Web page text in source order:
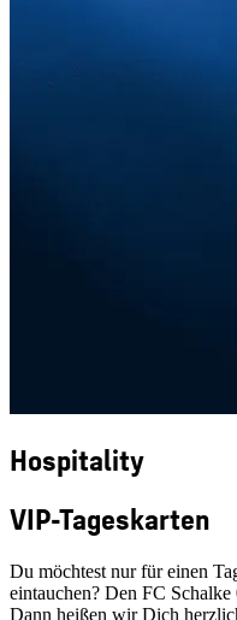
Hospitality
VIP-Tageskarten
Du möchtest nur für einen
eintauchen? Den FC Schalke
Dann heißen wir Dich